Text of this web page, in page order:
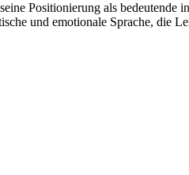
Positionierung als
und emotionale Sprache, die